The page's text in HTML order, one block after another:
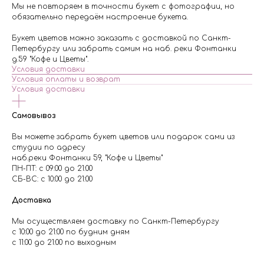
Мы не повторяем в точности букет с фотографии, но
обязательно передаём настроение букета.
Букет цветов можно заказать с доставкой по Санкт-
Петербургу или забрать самим на наб. реки Фонтанки
д.59 "Кофе и Цветы".
Условия доставки
Условия оплаты и возврат
Условия доставки
Самовывоз
Вы можете забрать букет цветов или подарок сами из
студии по адресу
наб.реки Фонтанки 59, "Кофе и Цветы"
ПН-ПТ: с 09:00 до 21:00
СБ-ВС: с 10:00 до 21:00
Доставка
Мы осуществляем доставку по Санкт-Петербургу
с 10:00 до 21:00 по будним дням
с 11:00 до 21:00 по выходным